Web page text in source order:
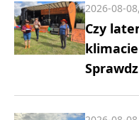
Czy
2026-08-